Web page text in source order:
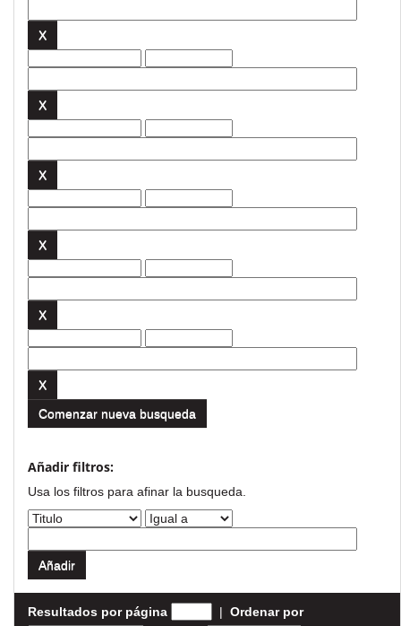
Comenzar nueva busqueda
Añadir filtros:
Usa los filtros para afinar la busqueda.
Resultados por página | Ordenar por